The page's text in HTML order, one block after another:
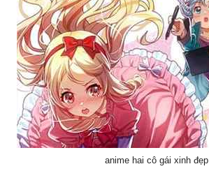
anime hai cô gái xinh đẹp